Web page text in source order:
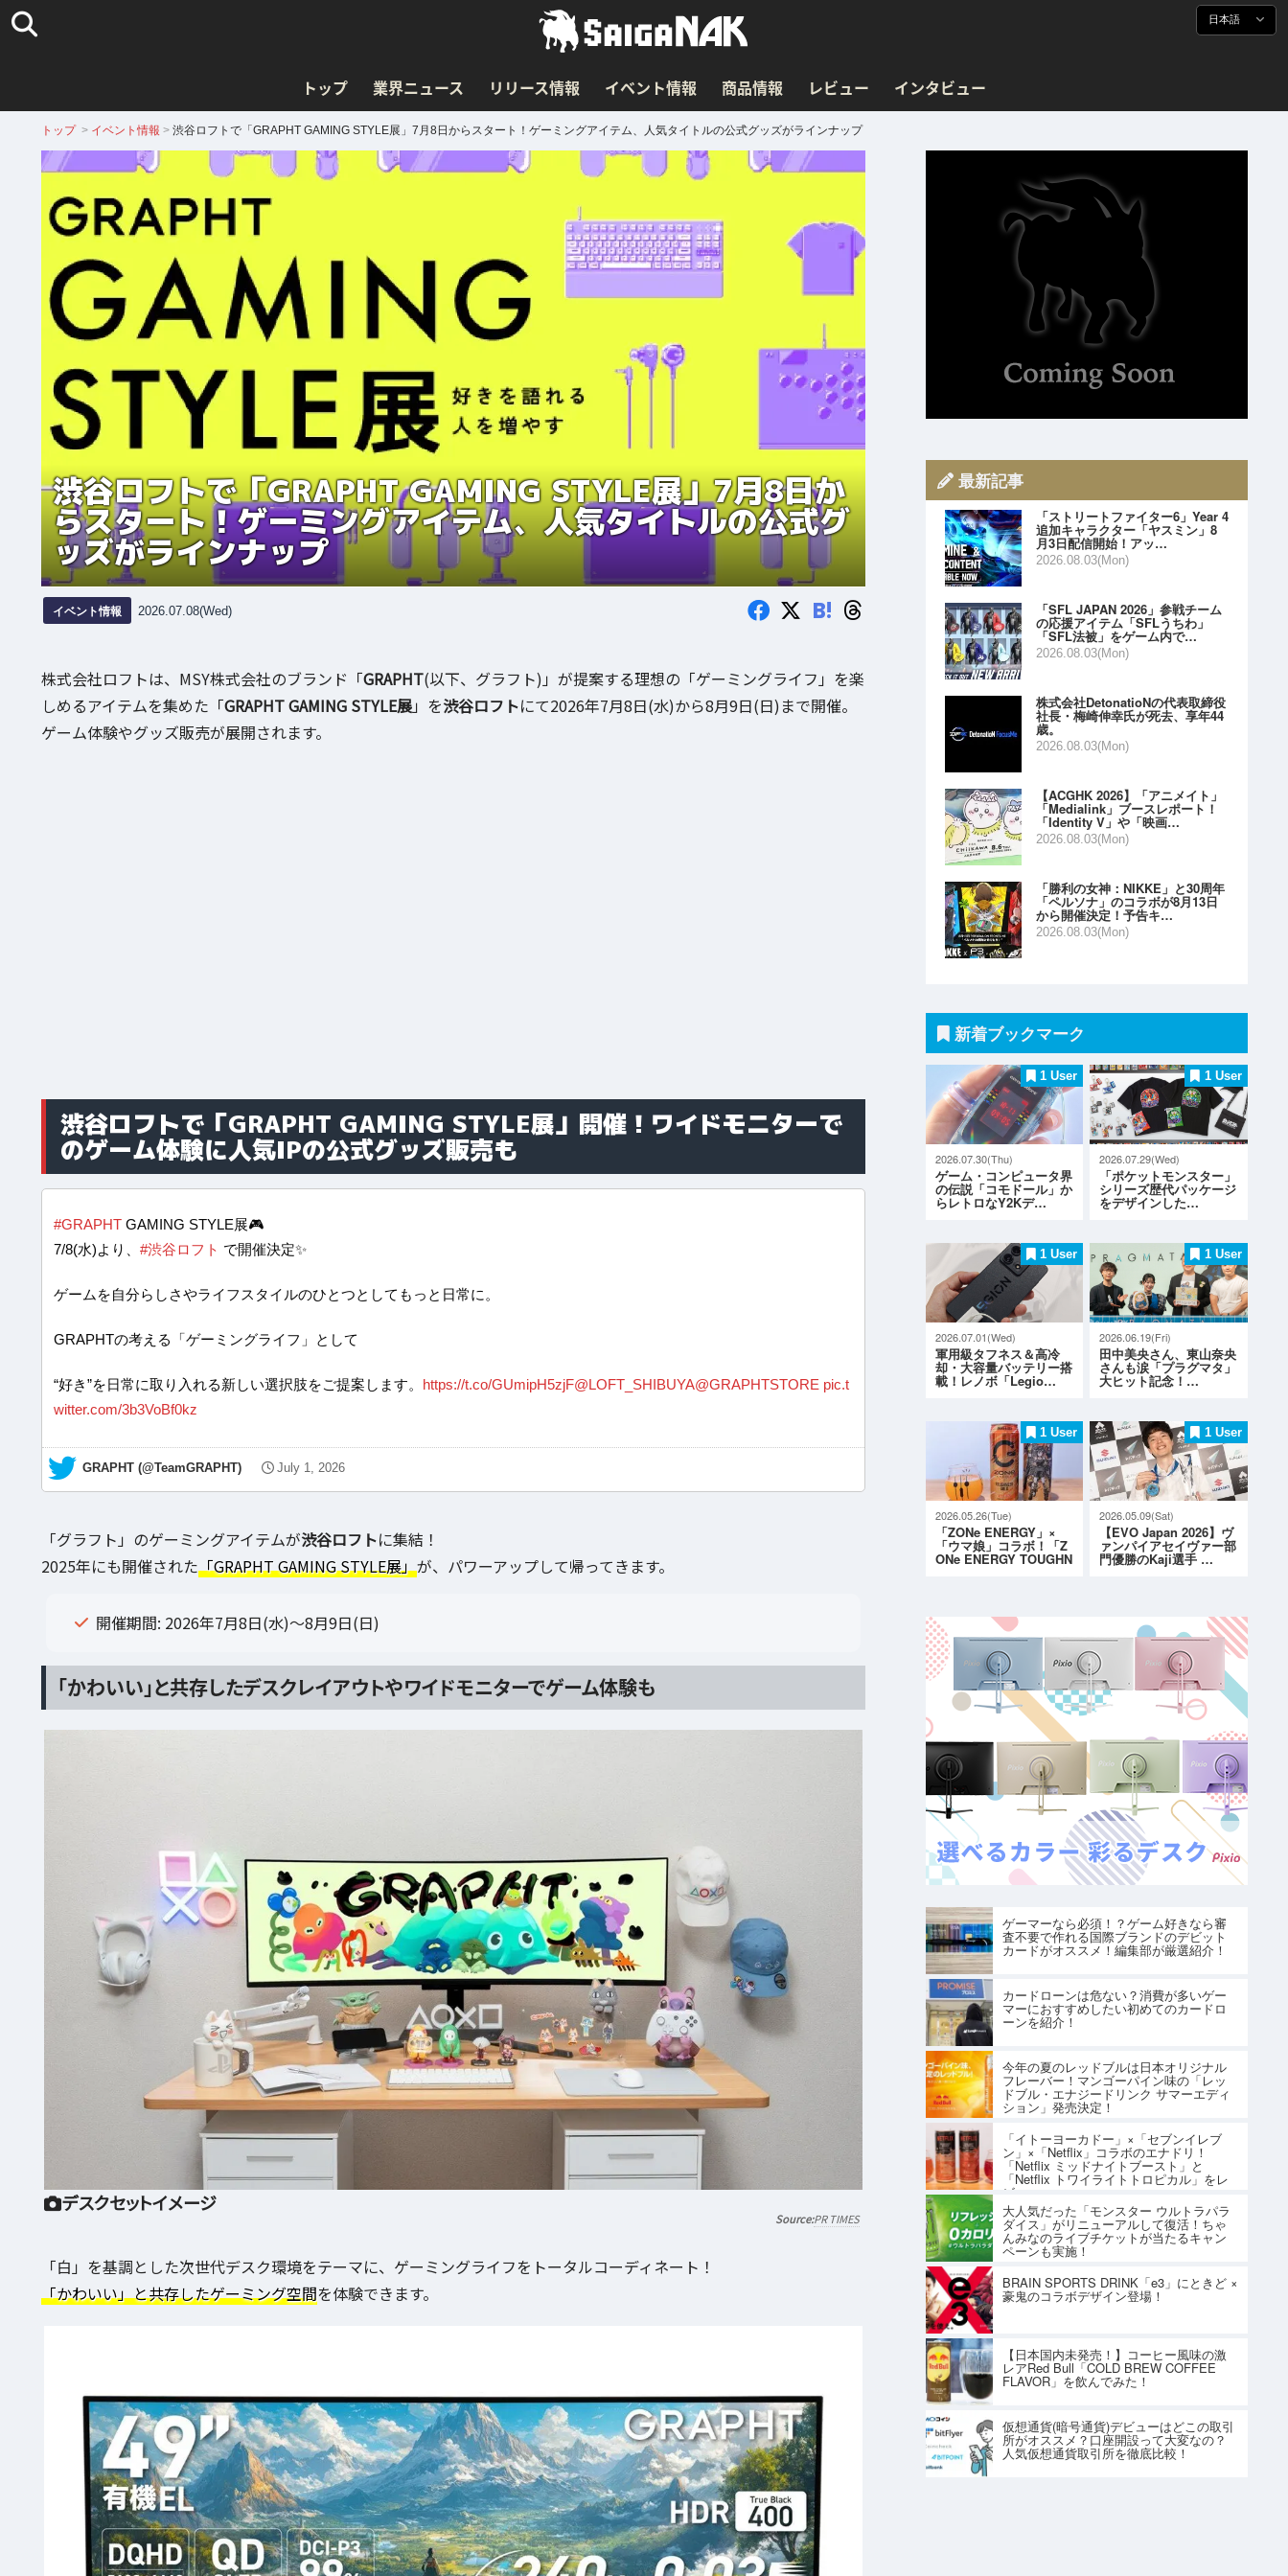
日本語
トップ 業界ニュース リリース情報 イベント情報 商品情報 レビュー インタビュー
トップ > イベント情報 > 渋谷ロフトで「GRAPHT GAMING STYLE展」7月8日からスタート！ゲーミングアイテム、人気タイトルの公式グッズがラインナップ
渋谷ロフトで「GRAPHT GAMING STYLE展」7月8日か
らスタート！ゲーミングアイテム、人気タイトルの公式グ
ッズがラインナップ
イベント情報 2026.07.08(Wed) B!
株式会社ロフトは、MSY株式会社のブランド「GRAPHT(以下、グラフト)」が提案する理想の「ゲーミングライフ」を楽
しめるアイテムを集めた「GRAPHT GAMING STYLE展」を渋谷ロフトにて2026年7月8日(水)から8月9日(日)まで開催。
ゲーム体験やグッズ販売が展開されます。
渋谷ロフトで「GRAPHT GAMING STYLE展」開催！ワイドモニターで
のゲーム体験に人気IPの公式グッズ販売も
#GRAPHTGAMING STYLE展🎮
7/8(水)より、 #渋谷ロフト で開催決定✨
ゲームを自分らしさやライフスタイルのひとつとしてもっと日常に。
GRAPHTの考える「ゲーミングライフ」として
“好き”を日常に取り入れる新しい選択肢をご提案します。 https://t.co/GUmipH5zjF@LOFT_SHIBUYA@GRAPHTSTORE pic.t
witter.com/3b3VoBf0kz
— GRAPHT (@TeamGRAPHT) July 1, 2026
「グラフト」のゲーミングアイテムが渋谷ロフトに集結！
2025年にも開催された「GRAPHT GAMING STYLE展」が、パワーアップして帰ってきます。
開催期間: 2026年7月8日(水)～8月9日(日)
「かわいい」と共存したデスクレイアウトやワイドモニターでゲーム体験も
デスクセットイメージ
PR TIMES
「白」を基調とした次世代デスク環境をテーマに、ゲーミングライフをトータルコーディネート！
「かわいい」と共存したゲーミング空間を体験できます。
最新記事
「ストリートファイター6」Year 4
追加キャラクター「ヤスミン」8
月3日配信開始！アッ…
2026.08.03(Mon)
「SFL JAPAN 2026」参戦チーム
の応援アイテム「SFLうちわ」
「SFL法被」をゲーム内で…
2026.08.03(Mon)
株式会社DetonatioNの代表取締役
社長・梅崎伸幸氏が死去、享年44
歳。
2026.08.03(Mon)
【ACGHK 2026】「アニメイト」
「Medialink」ブースレポート！
「Identity V」や「映画…
2026.08.03(Mon)
「勝利の女神：NIKKE」と30周年
「ペルソナ」のコラボが8月13日
から開催決定！予告キ…
2026.08.03(Mon)
新着ブックマーク
1 User
2026.07.30(Thu)
ゲーム・コンピュータ界
の伝説「コモドール」か
らレトロなY2Kデ…
1 User
2026.07.29(Wed)
「ポケットモンスター」
シリーズ歴代パッケージ
をデザインした…
1 User
2026.07.01(Wed)
軍用級タフネス＆高冷
却・大容量バッテリー搭
載！レノボ「Legio…
1 User
2026.06.19(Fri)
田中美央さん、東山奈央
さんも涙「プラグマタ」
大ヒット記念！…
1 User
2026.05.26(Tue)
「ZONe ENERGY」×
「ウマ娘」コラボ！「Z
ONe ENERGY TOUGHN
1 User
2026.05.09(Sat)
【EVO Japan 2026】ヴ
ァンパイアセイヴァー部
門優勝のKaji選手 …
ゲーマーなら必須！？ゲーム好きなら審
査不要で作れる国際ブランドのデビット
カードがオススメ！編集部が厳選紹介！
カードローンは危ない？消費が多いゲー
マーにおすすめしたい初めてのカードロ
ーンを紹介！
今年の夏のレッドブルは日本オリジナル
フレーバー！マンゴーパイン味の「レッ
ドブル・エナジードリンク サマーエディ
ション」発売決定！
「イトーヨーカドー」×「セブンイレブ
ン」×「Netflix」コラボのエナドリ！
「Netflix ミッドナイトブースト」と
「Netflix トワイライトトロピカル」をレ
ビュー
大人気だった「モンスター ウルトラパラ
ダイス」がリニューアルして復活！ちゃ
んみなのライブチケットが当たるキャン
ペーンも実施！
BRAIN SPORTS DRINK「e3」にときど ×
豪鬼のコラボデザイン登場！
【日本国内未発売！】コーヒー風味の激
レアRed Bull「COLD BREW COFFEE
FLAVOR」を飲んでみた！
仮想通貨(暗号通貨)デビューはどこの取引
所がオススメ？口座開設って大変なの？
人気仮想通貨取引所を徹底比較！